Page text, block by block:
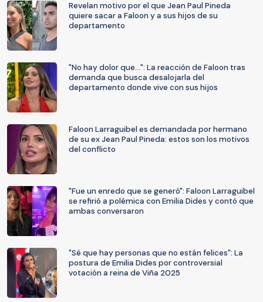
Revelan motivo por el que Jean Paul Pineda
quiere sacar a Faloon y a sus hijos de su
departamento
"No hay dolor que...": La reacción de Faloon tras
demanda que busca desalojarla del
departamento donde vive con sus hijos
Faloon Larraguibel es demandada por hermano
de su ex Jean Paul Pineda: estos son los motivos
del conflicto
"Fue un enredo que se generó": Faloon Larraguibel
se refirió a polémica con Emilia Dides y contó que
ambas conversaron
"Sé que hay personas que no están felices": La
postura de Emilia Dides por controversial
votación a reina de Viña 2025